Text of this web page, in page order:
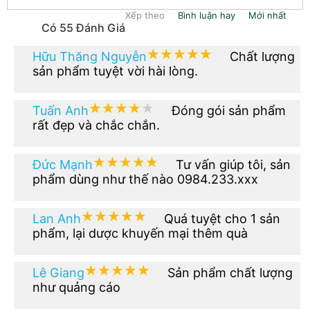
Có 55 Đánh Giá
Xếp theo Bình luận hay Mới nhất
Hữu Thăng Nguyễn★★★★★
★★★★★
Chất lượng
sản phẩm tuyệt vời hài lòng.
Tuấn Anh★★★★★
★★★★★
Đóng gói sản phẩm
rất đẹp và chắc chắn.
Đức Mạnh★★★★★
★★★★★
Tư vấn giúp tôi, sản
phẩm dùng như thế nào 0984.233.xxx
Lan Anh★★★★★
★★★★★
Quá tuyệt cho 1 sản
phẩm, lại dược khuyến mại thêm quà
Lê Giang★★★★★
★★★★★
Sản phẩm chất lượng
như quảng cáo